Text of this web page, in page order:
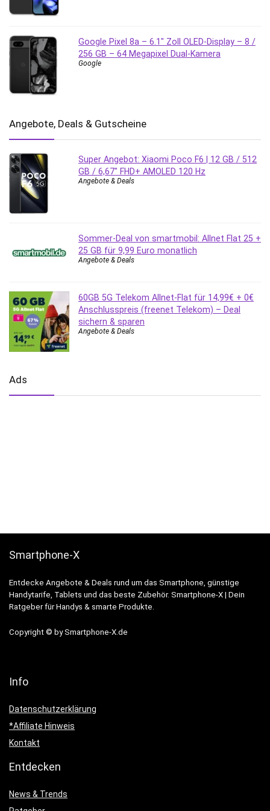
Google Pixel 8a – 6.1″ Zoll OLED-Display – 8 /
256 GB – 64 Megapixel Dual-Kamera
Google
Angebote, Deals & Gutscheine
Super Angebot: Xiaomi Poco F6 | 12 GB / 512
GB / 6,67″ FHD+ AMOLED 120 Hz
Angebote & Deals
Sommer-Deal von smartmobil: Allnet Flat 25 +
25 GB für 9,99 Euro monatlich
Angebote & Deals
60GB 5G Telekom Allnet-Flat für 14,99€ + 0€
Anschlusspreis (freenet Telekom) – Deal
sichern & sparen
Angebote & Deals
Ads
Smartphone-X
Entdecke Angebote & Deals rund um das Smartphone, günstige
Handytarife, Tablets und das beste Zubehör. Smartphone-X | Dein
Ratgeber für Handys & smarte Produkte.
Copyright © by Smartphone-X.de
Info
Datenschutzerklärung
*Affiliate Hinweis
Kontakt
Entdecken
News & Trends